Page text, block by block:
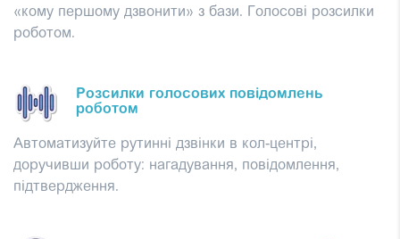
«кому першому дзвонити» з бази. Голосові розсилки
роботом.
Розсилки голосових повідомлень
роботом
Автоматизуйте рутинні дзвінки в кол-центрі,
доручивши роботу: нагадування, повідомлення,
підтвердження.